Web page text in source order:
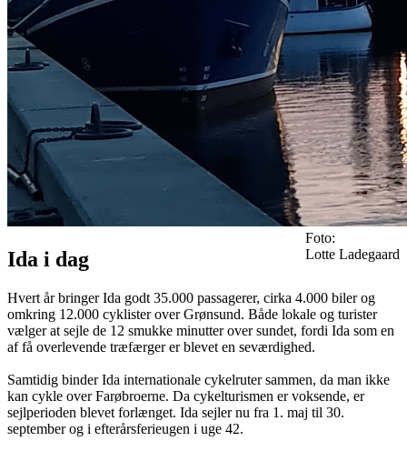
Foto:
Lotte Ladegaard
Ida i dag
Hvert år bringer Ida godt 35.000 passagerer, cirka 4.000 biler og
omkring 12.000 cyklister over Grønsund. Både lokale og turister
vælger at sejle de 12 smukke minutter over sundet, fordi Ida som en
af få overlevende træfærger er blevet en seværdighed.
Samtidig binder Ida internationale cykelruter sammen, da man ikke
kan cykle over Farøbroerne. Da cykelturismen er voksende, er
sejlperioden blevet forlænget. Ida sejler nu fra 1. maj til 30.
september og i efterårsferieugen i uge 42.